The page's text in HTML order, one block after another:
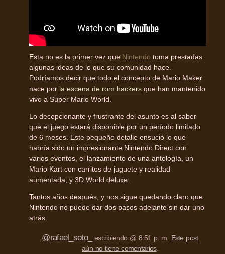
Esta no es la primer vez que Nintendo toma prestadas
algunas ideas de lo que su comunidad hace.
Podríamos decir que todo el concepto de Mario Maker
nace por la escena de rom hackers que han mantenido
vivo a Super Mario World.
Lo decepcionante y frustrante del asunto es al saber
que el juego estará disponible por un período limitado
de 6 meses. Este pequeño detalle ensució lo que
habría sido un impresionante Nintendo Direct con
varios eventos, el lanzamiento de una antología, un
Mario Kart con carritos de juguete y realidad
aumentada; y 3D World deluxe.
Tantos años después, y nos sigue quedando claro que
Nintendo no puede dar dos pasos adelante sin dar uno
atrás.
@rafael_soto_ escribiendo @ 8:51 p. m. Este post
aún no tiene comentarios.